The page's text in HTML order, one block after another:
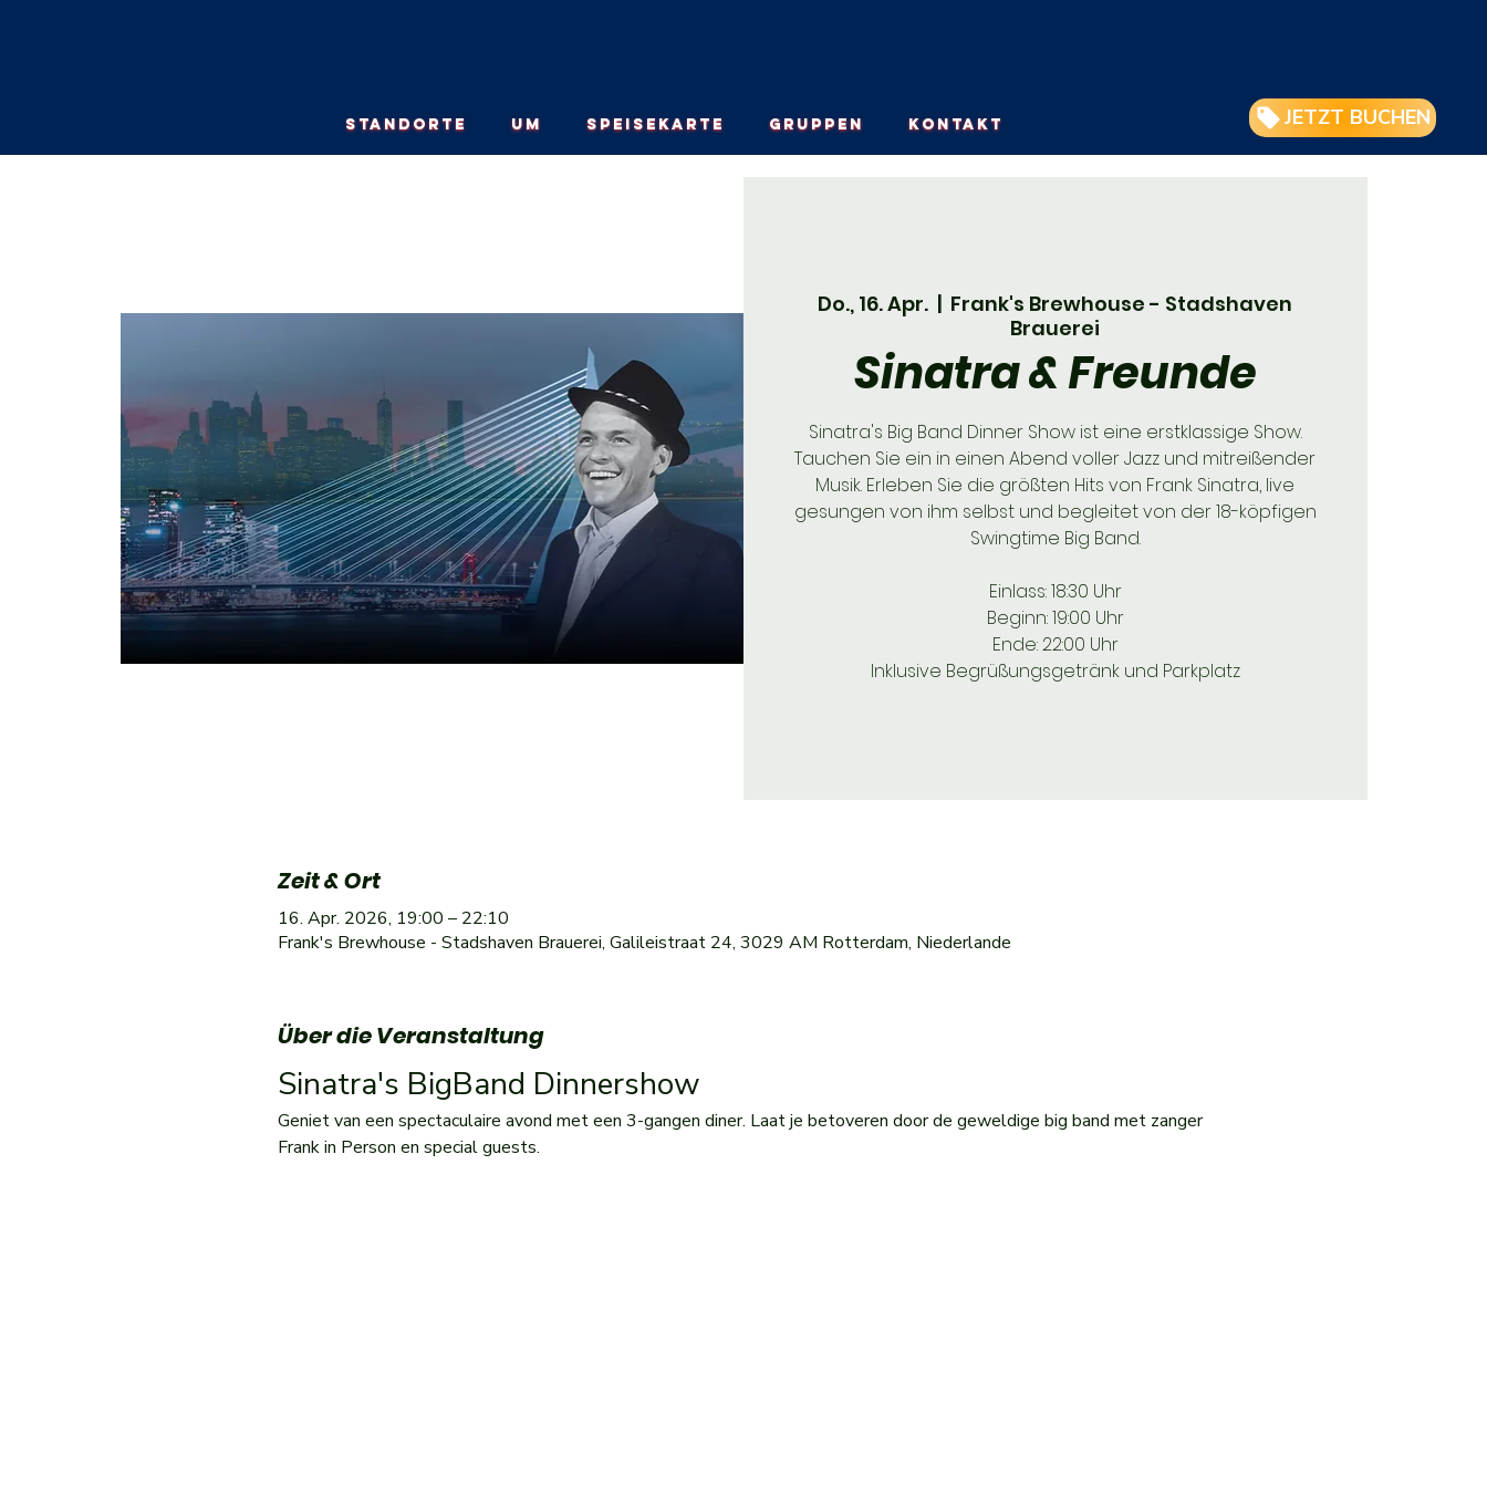
STANDORTE UM SPEISEKARTE GRUPPEN KONTAKT JETZT BUCHEN
Do., 16. Apr.
  |
Frank's Brewhouse - Stadshaven
Brauerei
Sinatra & Freunde
Sinatra's Big Band Dinner Show ist eine erstklassige Show.
Tauchen Sie ein in einen Abend voller Jazz und mitreißender
Musik. Erleben Sie die größten Hits von Frank Sinatra, live
gesungen von ihm selbst und begleitet von der 18-köpfigen
Swingtime Big Band.
Einlass: 18:30 Uhr
Beginn: 19:00 Uhr
Ende: 22:00 Uhr
Inklusive Begrüßungsgetränk und Parkplatz
Zeit & Ort
16. Apr. 2026, 19:00 – 22:10
Frank's Brewhouse - Stadshaven Brauerei, Galileistraat 24, 3029 AM Rotterdam, Niederlande
Über die Veranstaltung
Sinatra's BigBand Dinnershow
Geniet van een spectaculaire avond met een 3-gangen diner. Laat je betoveren door de geweldige big band met zanger
Frank in Person en special guests.